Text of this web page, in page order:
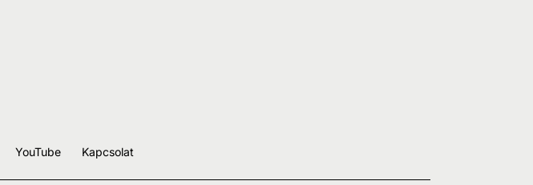
YouTube Kapcsolat